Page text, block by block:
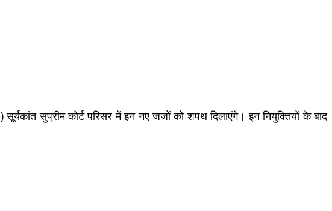
सुप्रीम कोर्ट परिसर में इन नए जजों को शपथ दिलाएंगे। इन नियुक्तियों के बाद